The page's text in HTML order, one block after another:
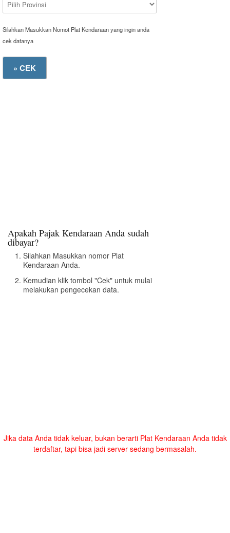
Silahkan Masukkan Nomot Plat Kendaraan yang ingin anda
cek datanya
Apakah Pajak Kendaraan Anda sudah
dibayar?
Silahkan Masukkan nomor Plat
Kendaraan Anda.
Kemudian klik tombol "Cek" untuk mulai
melakukan pengecekan data.
Jika data Anda tidak keluar, bukan berarti Plat Kendaraan Anda tidak
terdaftar, tapi bisa jadi server sedang bermasalah.